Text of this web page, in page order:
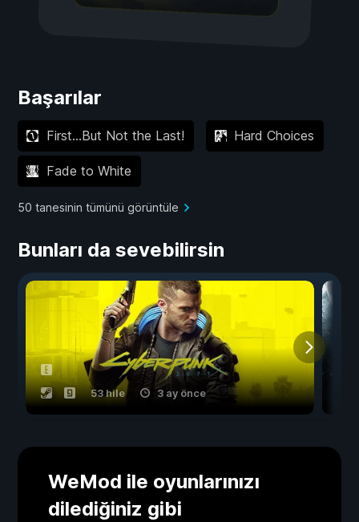
Başarılar
First…But Not the Last! Hard Choices
Fade to White
50 tanesinin tümünü görüntüle
Bunları da sevebilirsin
53 hile 3 ay önce
WeMod ile oyunlarınızı
dilediğiniz gibi